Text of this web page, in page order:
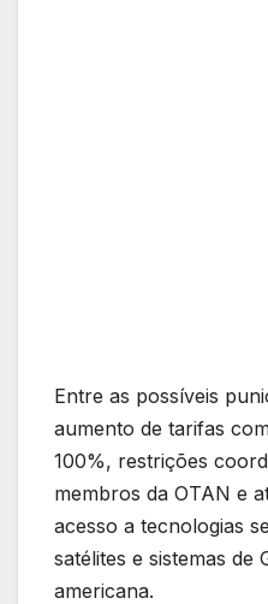
Entre as possíveis
aumento de tarifas
100%, restrições
membros da OTAN e
acesso a tecnologias
satélites e sistemas de
americana.